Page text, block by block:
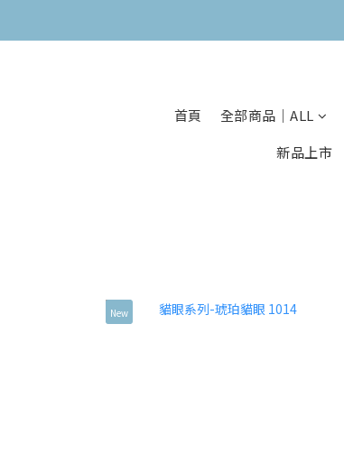
首頁 全部商品｜ALL
新品上市
New